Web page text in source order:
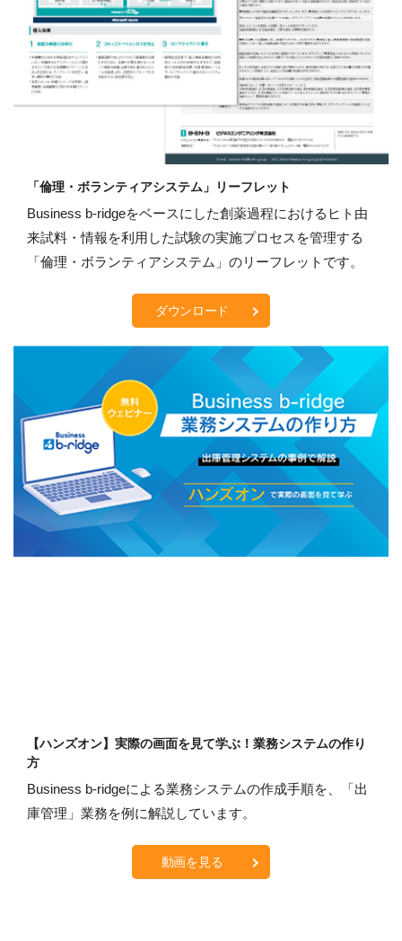
「倫理・ボランティアシステム」リーフレット
Business b-ridgeをベースにした創薬過程におけるヒト由
来試料・情報を利用した試験の実施プロセスを管理する
「倫理・ボランティアシステム」のリーフレットです。
ダウンロード
【ハンズオン】実際の画面を見て学ぶ！業務システムの作り
方
Business b-ridgeによる業務システムの作成手順を、「出
庫管理」業務を例に解説しています。
動画を見る